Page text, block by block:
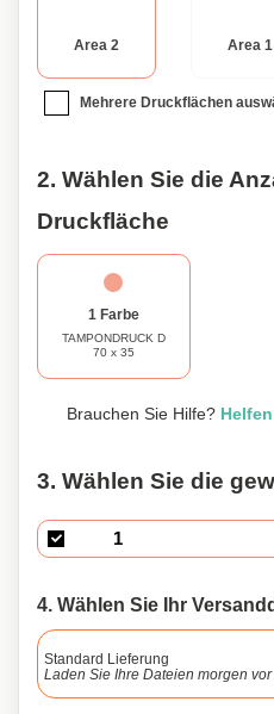
Area 2 Area 1
Mehrere Druckflächen
2. Wählen Sie die
Druckfläche
1 Farbe
TAMPONDRUCK D
70 x 35
Brauchen Sie Hilfe?
3. Wählen Sie die
4. Wählen Sie Ihr
Standard Lieferung
Laden Sie Ihre Dateien morgen